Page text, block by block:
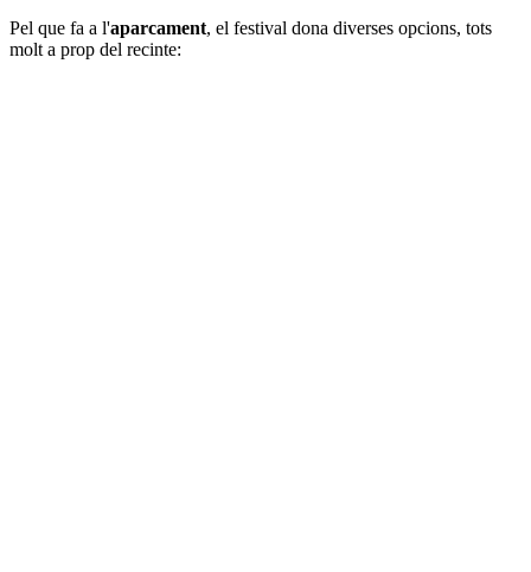
Pel que fa a l'aparcament, el festival dona diverses opcions, tots
molt a prop del recinte: